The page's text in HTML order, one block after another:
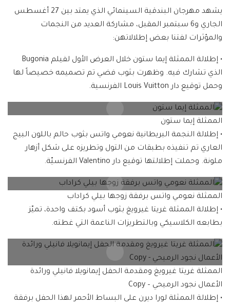
يشهد مهرجان البندقية السينمائي الذي يمتد بين 27 أغسطس
الجاري و6 سبتمبر المقبل، مشاركة العديد من النجمات
والمؤثرات لفتنا بعض إطلالاتهن:
• إطلالة الممثلة إيما ستون خلال العرض الأول لفيلم Bugonia
الذي تشارك فيه. وظهرت بثوب فضي تم تصميمه خصيصاً لها
وحمل توقيع دار Louis Vuitton الفرنسية.
الممثلة إيما ستون
• إطلالة النجمة البريطانية نعومي واتس بثوب حالم باللون البيج
العاري تم تنفيذه بطبقات من التول وتطريزه على شكل أزهار
ملونة. وحملت إطلالتها توقيع دار Valentino الفرنسيّة.
الممثلة نعومي واتس برفقة زوجها بيلي كراداب
• إطلالة الممثلة غريتا غيرويغ بثوب أسود بكتف واحدة، تميّز
بطابعه الكلاسيكي وبالتطريزات الناعمة التي غطته.
الممثلة غريتا غيرويغ ومقدمة الحفل إيمانويلا فانيلي ورائدة
الأعمال نجود الرميحي – Copy
• إطلالة الممثلة لورا ديرن على البساط الأحمر لهذا الحفل برفقة